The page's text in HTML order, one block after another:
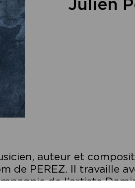
Julien
auteur et
de PEREZ. Il travaille
de l’artiste